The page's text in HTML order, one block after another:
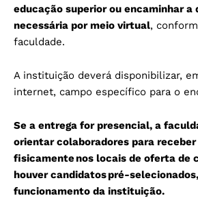
educação superior ou encaminhar a
necessária por meio virtual,
faculdade.
A instituição deverá disponibilizar,
internet, campo específico para o
Se a entrega for presencial, a
orientar colaboradores para
fisicamente nos locais de oferta de
houver candidatos pré-
funcionamento da instituição.